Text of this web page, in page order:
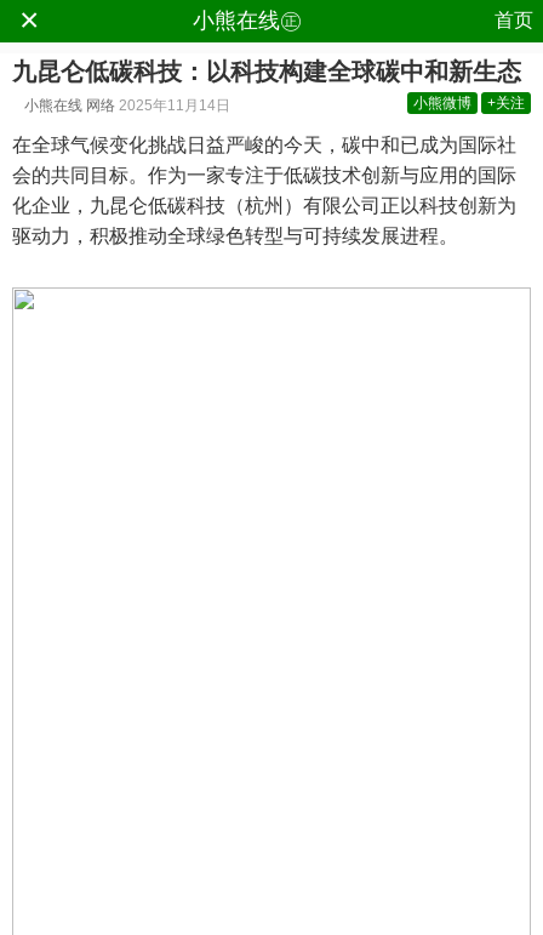
× 小熊在线㊣ 首页
九昆仑低碳科技：以科技构建全球碳中和新生态
小熊在线 网络 2025年11月14日 小熊微博 +关注
在全球气候变化挑战日益严峻的今天，碳中和已成为国际社
会的共同目标。作为一家专注于低碳技术创新与应用的国际
化企业，九昆仑低碳科技（杭州）有限公司正以科技创新为
驱动力，积极推动全球绿色转型与可持续发展进程。